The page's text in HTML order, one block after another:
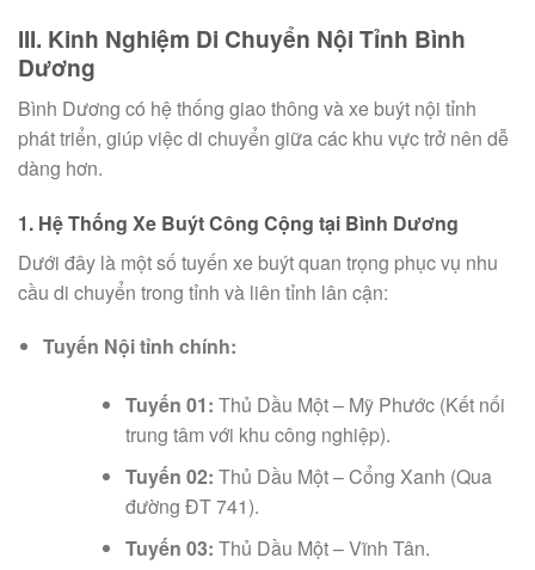
III. Kinh Nghiệm Di Chuyển Nội Tỉnh Bình
Dương
Bình Dương có hệ thống giao thông và xe buýt nội tỉnh
phát triển, giúp việc di chuyển giữa các khu vực trở nên dễ
dàng hơn.
1. Hệ Thống Xe Buýt Công Cộng tại Bình Dương
Dưới đây là một số tuyến xe buýt quan trọng phục vụ nhu
cầu di chuyển trong tỉnh và liên tỉnh lân cận:
Tuyến Nội tỉnh chính:
Tuyến 01: Thủ Dầu Một – Mỹ Phước (Kết nối
trung tâm với khu công nghiệp).
Tuyến 02: Thủ Dầu Một – Cổng Xanh (Qua
đường ĐT 741).
Tuyến 03: Thủ Dầu Một – Vĩnh Tân.